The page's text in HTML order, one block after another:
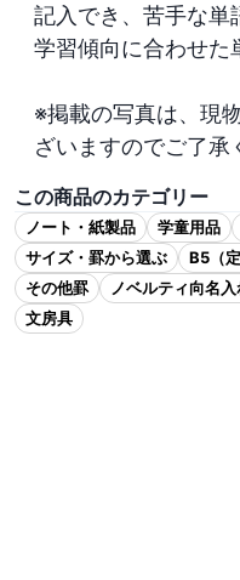
記入でき、苦手な単
学習傾向に合わせた
※掲載の写真は、現
ざいますのでご了承
この商品のカテゴリー
ノート・紙製品 学童用品
サイズ・罫から選ぶ
B5（
その他罫
ノベルティ向名
文房具